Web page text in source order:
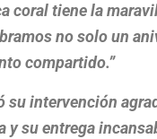
coral tiene la
no solo un
compartido.”
su intervención
y su entrega